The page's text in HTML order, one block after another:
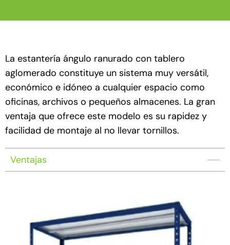
La estantería ángulo ranurado con tablero
aglomerado constituye un sistema muy versátil,
económico e idóneo a cualquier espacio como
oficinas, archivos o pequeños almacenes. La gran
ventaja que ofrece este modelo es su rapidez y
facilidad de montaje al no llevar tornillos.
Ventajas